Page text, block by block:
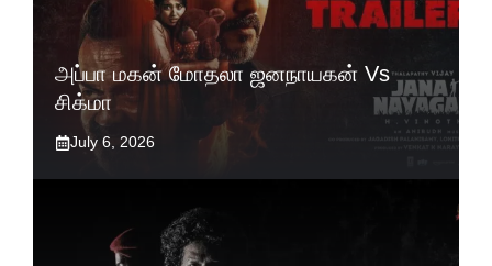
அப்பா மகன் மோதலா ஜனநாயகன் Vs
சிக்மா
July 6, 2026